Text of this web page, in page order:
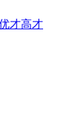
才高才